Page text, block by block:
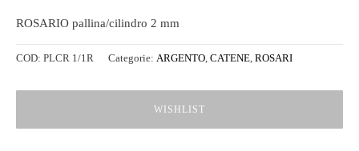
ROSARIO pallina/cilindro 2 mm
COD: PLCR 1/1R Categorie: ARGENTO, CATENE, ROSARI
WISHLIST